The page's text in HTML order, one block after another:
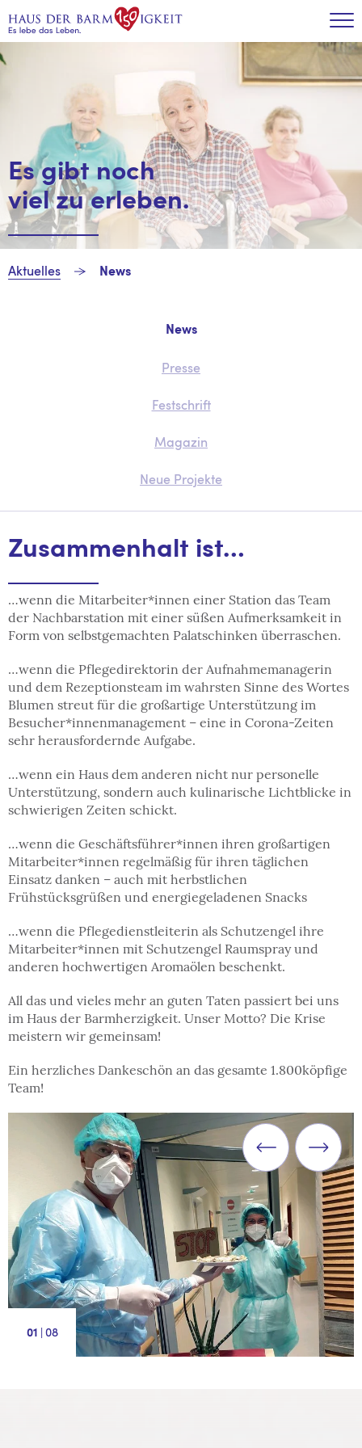
Es gibt noch
viel zu erleben.
Aktuelles News
News
Presse
Festschrift
Magazin
Neue Projekte
Zusammenhalt ist…
…wenn die Mitarbeiter*innen einer Station das Team
der Nachbarstation mit einer süßen Aufmerksamkeit in
Form von selbstgemachten Palatschinken überraschen.
…wenn die Pflegedirektorin der Aufnahmemanagerin
und dem Rezeptionsteam im wahrsten Sinne des Wortes
Blumen streut für die großartige Unterstützung im
Besucher*innenmanagement – eine in Corona-Zeiten
sehr herausfordernde Aufgabe.
…wenn ein Haus dem anderen nicht nur personelle
Unterstützung, sondern auch kulinarische Lichtblicke in
schwierigen Zeiten schickt.
…wenn die Geschäftsführer*innen ihren großartigen
Mitarbeiter*innen regelmäßig für ihren täglichen
Einsatz danken – auch mit herbstlichen
Frühstücksgrüßen und energiegeladenen Snacks
…wenn die Pflegedienstleiterin als Schutzengel ihre
Mitarbeiter*innen mit Schutzengel Raumspray und
anderen hochwertigen Aromaölen beschenkt.
All das und vieles mehr an guten Taten passiert bei uns
im Haus der Barmherzigkeit. Unser Motto? Die Krise
meistern wir gemeinsam!
Ein herzliches Dankeschön an das gesamte 1.800köpfige
Team!
1 | 8